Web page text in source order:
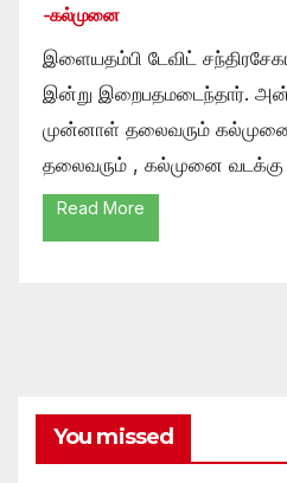
-கல்முனை
இளையதம்பி டேவிட்
இன்று இறைபதமடைந்தார்.
முன்னாள் தலைவரும்
தலைவரும் , கல்முனை
Read More
You missed